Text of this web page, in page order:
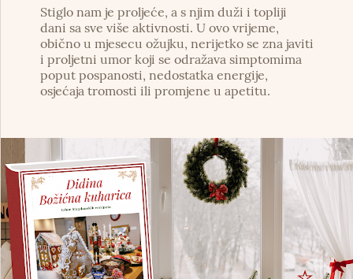
Stiglo nam je proljeće, a s njim duži i topliji
dani sa sve više aktivnosti. U ovo vrijeme,
obično u mjesecu ožujku, nerijetko se zna javiti
i proljetni umor koji se odražava simptomima
poput pospanosti, nedostatka energije,
osjećaja tromosti ili promjene u apetitu.